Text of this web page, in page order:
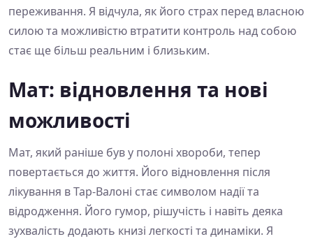
переживання. Я відчула, як його страх перед власною
силою та можливістю втратити контроль над собою
стає ще більш реальним і близьким.
Мат: відновлення та нові
можливості
Мат, який раніше був у полоні хвороби, тепер
повертається до життя. Його відновлення після
лікування в Тар-Валоні стає символом надії та
відродження. Його гумор, рішучість і навіть деяка
зухвалість додають книзі легкості та динаміки. Я